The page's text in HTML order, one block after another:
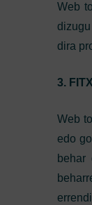
Web
dira
3.
Web
edo
behar